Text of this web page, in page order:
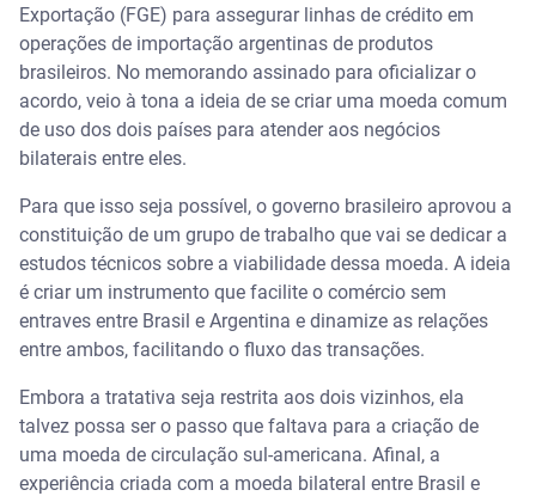
Exportação (FGE) para assegurar linhas de crédito em
operações de importação argentinas de produtos
brasileiros. No memorando assinado para oficializar o
acordo, veio à tona a ideia de se criar uma moeda comum
de uso dos dois países para atender aos negócios
bilaterais entre eles.
Para que isso seja possível, o governo brasileiro aprovou a
constituição de um grupo de trabalho que vai se dedicar a
estudos técnicos sobre a viabilidade dessa moeda. A ideia
é criar um instrumento que facilite o comércio sem
entraves entre Brasil e Argentina e dinamize as relações
entre ambos, facilitando o fluxo das transações.
Embora a tratativa seja restrita aos dois vizinhos, ela
talvez possa ser o passo que faltava para a criação de
uma moeda de circulação sul-americana. Afinal, a
experiência criada com a moeda bilateral entre Brasil e